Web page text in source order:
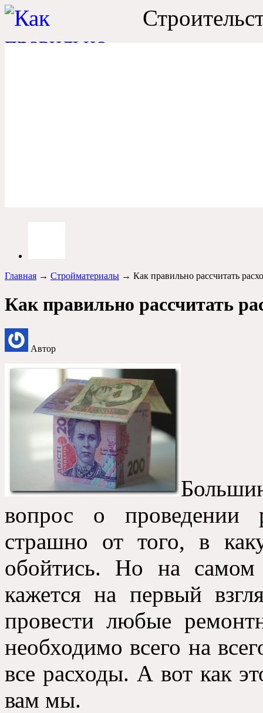
Главная → Стройматериалы → Как правильно рассчитать
Как правильно рассчитать
Автор
вопрос о проведении
страшно от того, в
обойтись. Но на
кажется на первый
провести любые
необходимо всего на
все расходы. А вот как
вам мы.